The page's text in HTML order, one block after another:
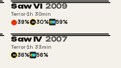
Saw VI 2009
Terror·1h 30min
39% m 30% 59%
Saw IV 2007
Terror·1h 33min
m 36% 56%